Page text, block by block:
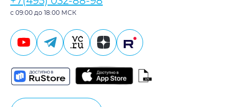
с 09:00 до 18:00 МСК